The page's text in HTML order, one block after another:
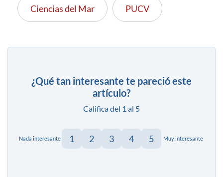
Ciencias del Mar PUCV
¿Qué tan interesante te pareció este
artículo?
Califica del 1 al 5
Nada interesante 1 2 3 4 5 Muy interesante